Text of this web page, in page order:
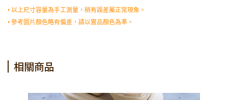
• 以上尺寸容量為手工測量，稍有誤差屬正常現象。
• 參考圖片顏色略有偏差，請以實品顏色為準。
相關商品